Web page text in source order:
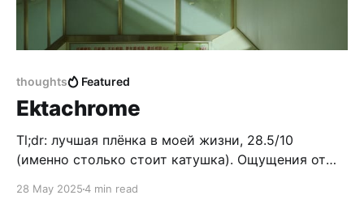
thoughts Featured
Ektachrome
Tl;dr: лучшая плёнка в моей жизни, 28.5/10
(именно столько стоит катушка). Ощущения от
боевик конца 80-х. Цвет, тени, теплота — вот это
28 May 20254 min read